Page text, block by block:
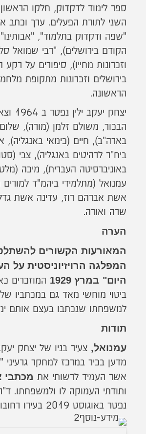
ספר לימוד לדקדוק, חלקו הראשון
השני לתורת הפעלים. ערך וכתב
"שפה ודקדוק בתלמוד",
הקודם בירושלים), "רבי שמואל
וזכרונות מחייו), סיפורים על רקע
בירושלים וזכרונות מתקופת
הראשונה.
יצחק
הבכור, משולם זלמן (מורה),
בארה"ב), חיים (כימאי באנגליה),
ביח"ר לרהיטים באנגליה), צבי
באוניברסיטה העברית), מיכה
עמנואל (מתלמידי ביהמ"ד
אשת אברהם רוז, עדינה אשת
שרה ואורה.
הערה
המאורעות הקשורים
המפלגה הרויזיוניסטית על
היום" במרץ 1929
המוזכרים
ביטוי מוחשי מאד גם במכתביו של
למשפחתו שנכתבו בעצם אותם
תודות
עמנואל, צעיר בניו של יצחק
מדען בכיר במרכז למחקר גרעיני
אשר העמיד לרשותי את מכתבי
ותודתי העמוקה לו ולמשפחתו. ד"ר
נפטר באוגוסט 2019 בעירו רחובות.